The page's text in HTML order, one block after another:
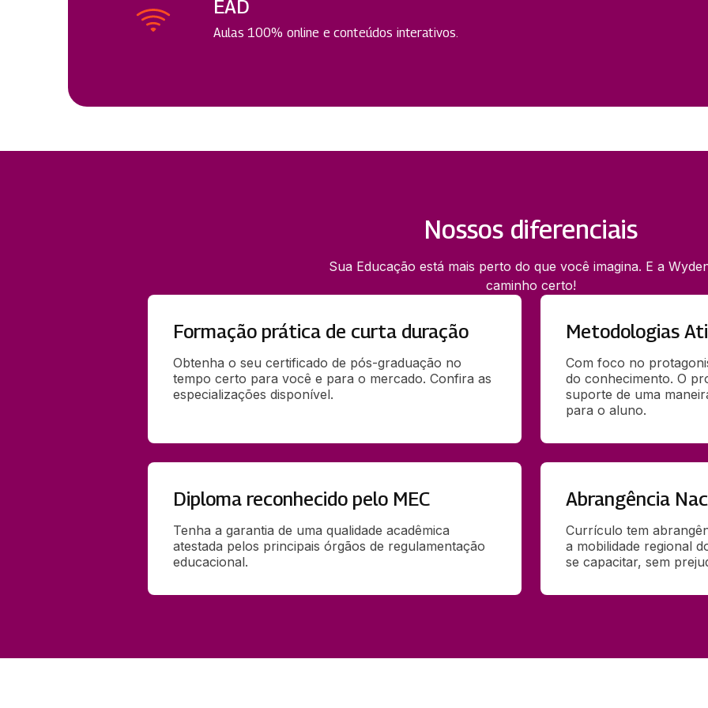
EAD
Aulas 100% online e conteúdos interativos.
Nossos diferenciais
Sua Educação está mais perto do que você imagina. E a
caminho certo!
Formação prática de curta duração
Obtenha o seu certificado de pós-graduação no
tempo certo para você e para o mercado. Confira as
especializações disponível.
Metodologias
Com foco no
do conhecimento. O
suporte de uma
para o aluno.
Diploma reconhecido pelo MEC
Tenha a garantia de uma qualidade acadêmica
atestada pelos principais órgãos de regulamentação
educacional.
Abrangência
Currículo tem
a mobilidade regional
se capacitar, sem